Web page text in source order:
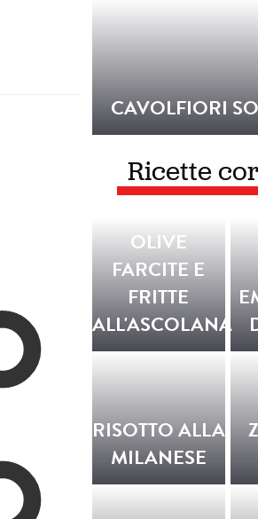
CAVOLFIORI
Ricette
OLIVE
FARCITE E
FRITTE
ALL'ASCOLANA
RISOTTO ALLA
MILANESE